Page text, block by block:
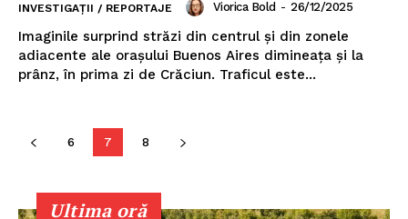
INVESTIGAȚII / REPORTAJE Viorica Bold - 26/12/2025
Imaginile surprind străzi din centrul și din zonele
adiacente ale orașului Buenos Aires dimineața și la
prânz, în prima zi de Crăciun. Traficul este...
6 7 8
Ultima oră